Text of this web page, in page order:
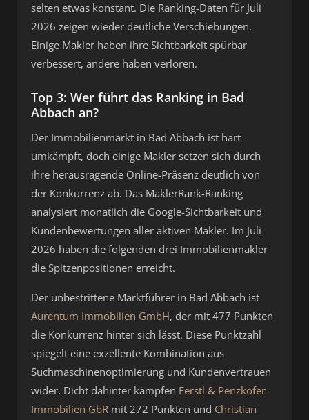
selten etwas konstant. Die Ranking-Daten für Juli
2026 zeigen wieder deutliche Verschiebungen.
Einige Makler haben ihre Sichtbarkeit spürbar
verbessert, andere haben verloren.
Top 3: Wer führt das Ranking in Bad
Abbach an?
Der Immobilienmarkt in Bad Abbach ist hart
umkämpft, doch einige Makler setzen sich durch
ihre herausragende Online-Präsenz deutlich von
der Konkurrenz ab. Das MaklerRank-Ranking
analysiert monatlich die Google-Sichtbarkeit und
Kundenbewertungen aller aktiven Makler. Im Juli
2026 haben die folgenden drei Immobilienmakler
die Spitzenpositionen erreicht.
Der unbestrittene Marktführer in Bad Abbach ist
Aurentum Immobilien GmbH, der mit 477 Punkten
die Konkurrenz hinter sich lässt. Diese Punktzahl
spiegelt eine exzellente Kombination aus
Suchmaschinenoptimierung und Kundenvertrauen
wider. Dicht dahinter kämpfen Ferstl & Penzkofer
Immobilien GbR mit 272 Punkten und Christian